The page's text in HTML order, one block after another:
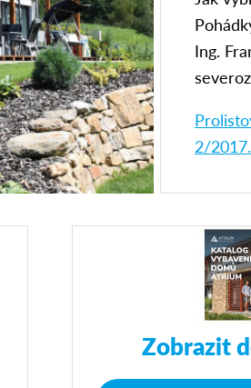
Ing.
2/2017.
Zobrazit